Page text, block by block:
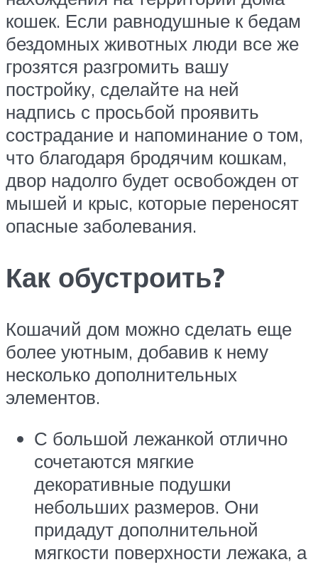
кошек. Если равнодушные к бедам
бездомных животных люди все же
грозятся разгромить вашу
постройку, сделайте на ней
надпись с просьбой проявить
сострадание и напоминание о том,
что благодаря бродячим кошкам,
двор надолго будет освобожден от
мышей и крыс, которые переносят
опасные заболевания.
Как обустроить?
Кошачий дом можно сделать еще
более уютным, добавив к нему
несколько дополнительных
элементов.
С большой лежанкой отлично
сочетаются мягкие
декоративные подушки
небольших размеров. Они
придадут дополнительной
мягкости поверхности лежака, а